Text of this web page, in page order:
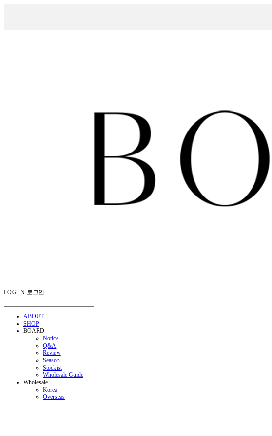
LOG IN 로그인
ABOUT
SHOP
BOARD
Notice
Q&A
Review
Season
Stockist
Wholesale Guide
Wholesale
Korea
Overseas